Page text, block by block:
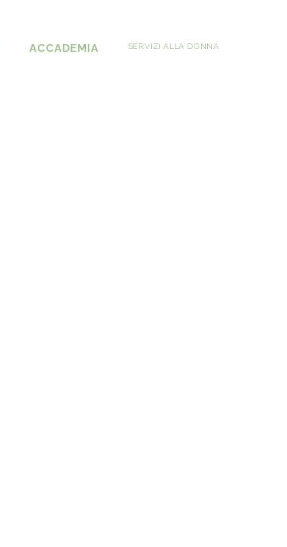
ACCADEMIA SERVIZI ALLA DONNA